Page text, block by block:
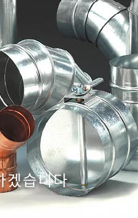
겠습니다